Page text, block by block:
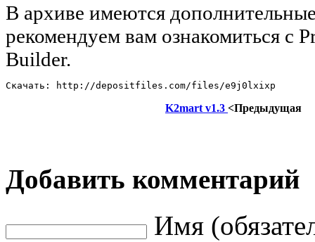
В архиве имеются
рекомендуем вам ознакомиться с
Builder.
Скачать: http://depositfiles.com/files/e9j0lxixp
K2mart v1.3 <Предыдущая
Добавить комментарий
Имя